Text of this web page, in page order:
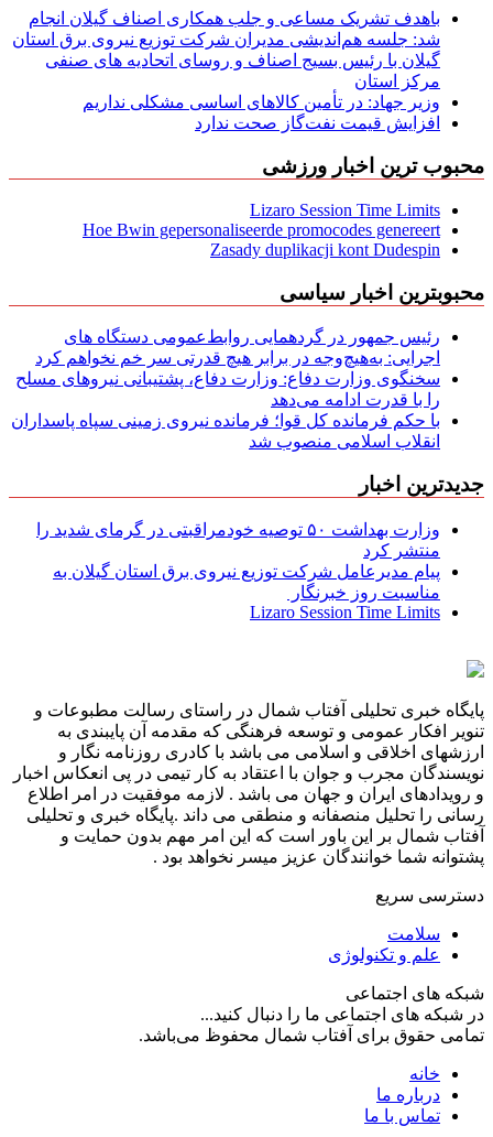
باهدف تشریک مساعی و جلب همکاری اصناف گیلان انجام
شد: جلسه هم‌اندیشی مدیران شركت توزیع نیروی برق استان
گیلان با رئیس بسیج اصناف و روسای اتحادیه های صنفی
مركز استان
وزیر جهاد: در تأمین کالاهای اساسی مشکلی نداریم
افزایش قیمت نفت‌گاز صحت ندارد
محبوب ترین اخبار ورزشی
Lizaro Session Time Limits
Hoe Bwin gepersonaliseerde promocodes genereert
Zasady duplikacji kont Dudespin
محبوبترین اخبار سیاسی
رئیس جمهور در گردهمایی روابط‌عمومی دستگاه های
اجرایی: به‌هیچ‌وجه در برابر هیچ قدرتی سر خم نخواهم کرد
سخنگوی وزارت دفاع: وزارت دفاع، پشتیبانی نیرو‌های مسلح
را با قدرت ادامه می‌دهد
با حکم فرمانده کل قوا؛ فرمانده نیروی زمینی سپاه پاسداران
انقلاب اسلامی منصوب شد
جدیدترین اخبار
وزارت بهداشت ۵۰ توصیه خودمراقبتی در گرمای شدید را
منتشر کرد
پیام مدیرعامل شركت توزیع نیروی برق استان گیلان به
مناسبت روز خبرنگار ‌
Lizaro Session Time Limits
پایگاه خبری تحلیلی آفتاب شمال در راستای رسالت مطبوعات و
تنویر افکار عمومی و توسعه فرهنگی که مقدمه آن پایبندی به
ارزشهای اخلاقی و اسلامی می باشد با کادری روزنامه نگار و
نویسندگان مجرب و جوان با اعتقاد به کار تیمی در پی انعکاس اخبار
و رویدادهای ایران و جهان می باشد . لازمه موفقیت در امر اطلاع
رسانی را تحلیل منصفانه و منطقی می داند .پایگاه خبری و تحلیلی
آفتاب شمال بر این باور است که این امر مهم بدون حمایت و
پشتوانه شما خوانندگان عزیز میسر نخواهد بود .
دسترسی سریع
سلامت
علم و تکنولوژی
شبکه های اجتماعی
در شبکه های اجتماعی ما را دنبال کنید...
تمامی حقوق برای آفتاب شمال محفوظ می‌باشد.
خانه
درباره ما
تماس با ما